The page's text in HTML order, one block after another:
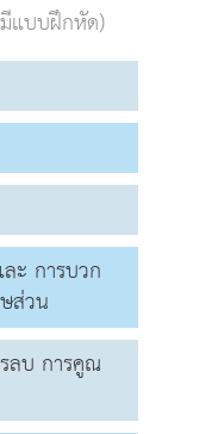
แบบฝึกหัด)
ะ การบวก
ส่วน
ลบ การคูณ